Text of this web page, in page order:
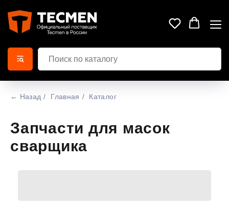
← Назад / Главная / Каталог
Запчасти для масок
сварщика